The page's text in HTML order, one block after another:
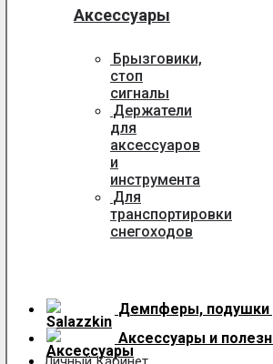
Аксессуары
Брызговики,
стоп
сигналы
Держатели
для
аксессуаров
и
инструмента
Для
транспортировки
снегоходов
Демпферы,
Аксессуары и